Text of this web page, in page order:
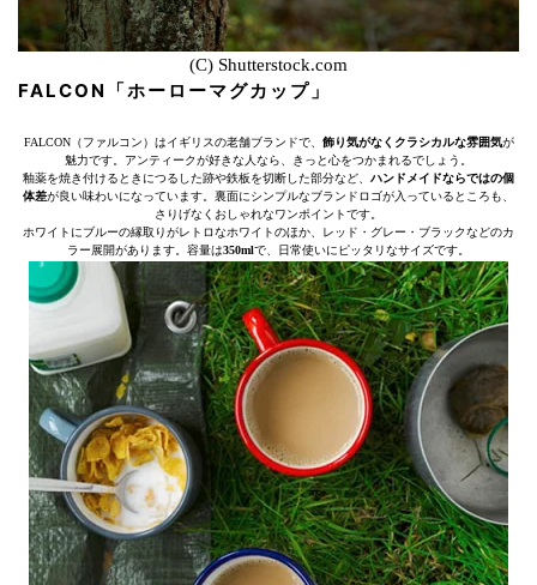
(C) Shutterstock.com
FALCON「ホーローマグカップ」
FALCON（ファルコン）はイギリスの老舗ブランドで、 飾り気がなくクラシカルな雰囲気が
魅力です。アンティークが好きな人なら、きっと心をつかまれるでしょう。
釉薬を焼き付けるときにつるした跡や鉄板を切断した部分など、 ハンドメイドならではの個
体差が良い味わいになっています。裏面にシンプルなブランドロゴが入っているところも、
さりげなくおしゃれなワンポイントです。
ホワイトにブルーの縁取りがレトロなホワイトのほか、レッド・グレー・ブラックなどのカ
ラー展開があります。容量は350mlで、日常使いにピッタリなサイズです。